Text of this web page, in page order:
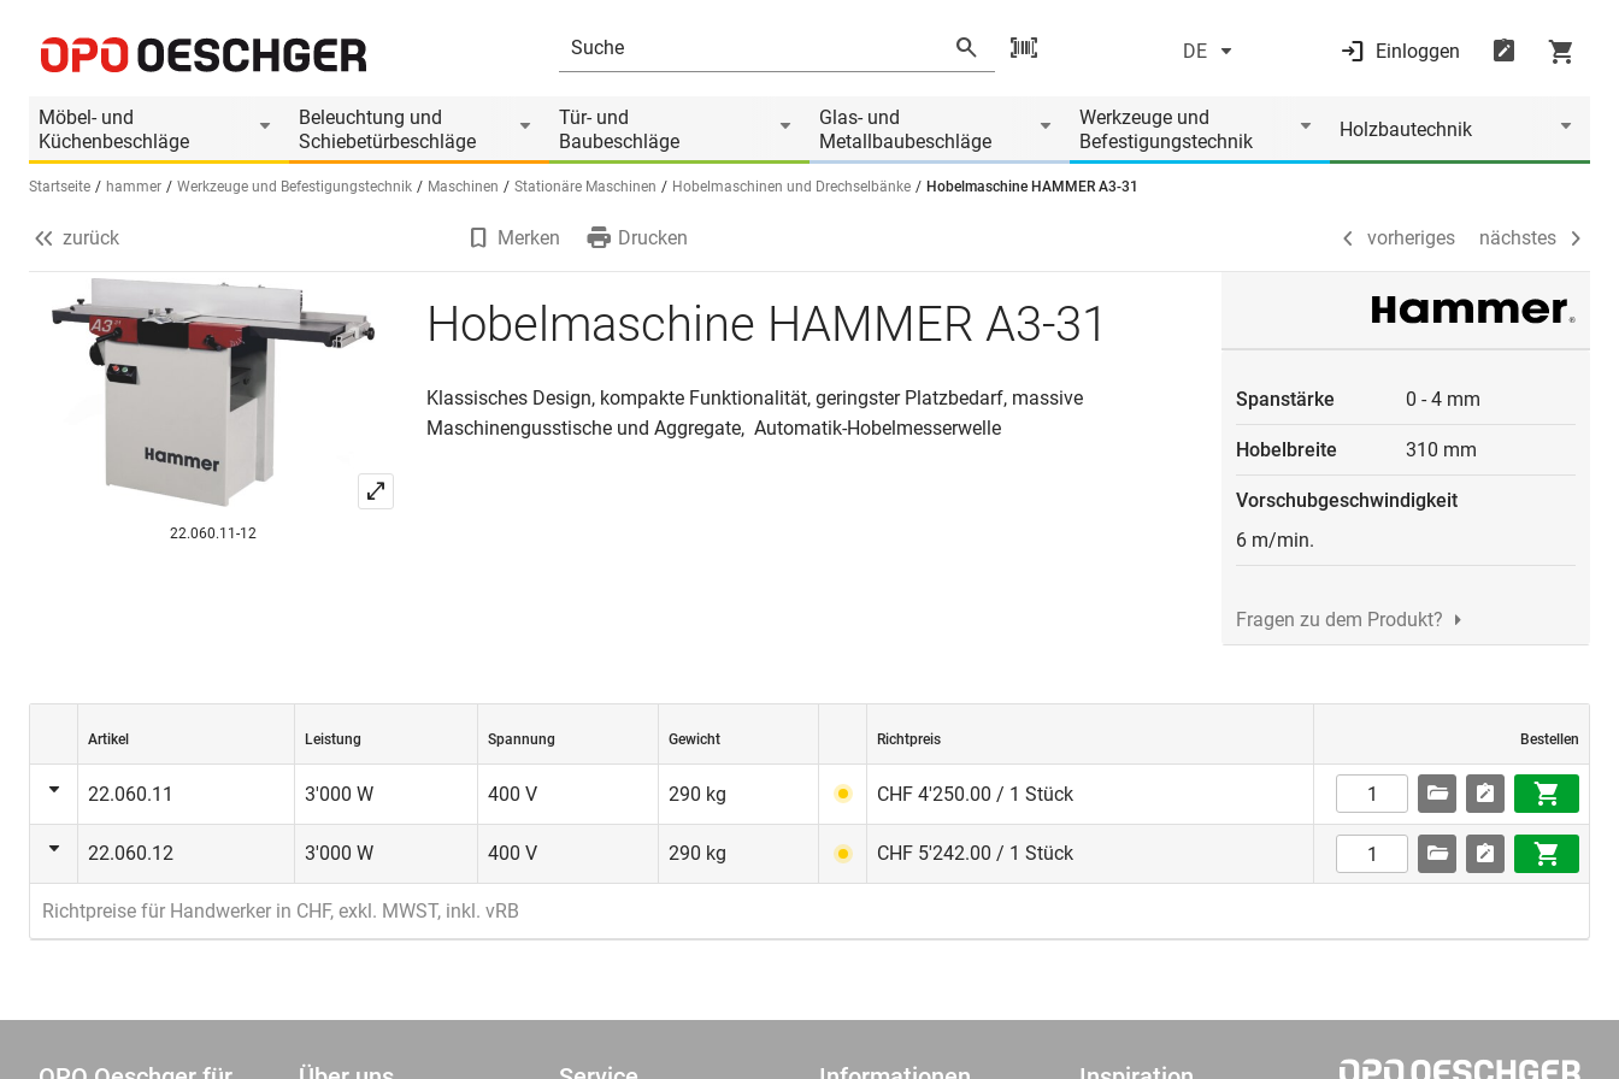
DE Einloggen
Möbel- und
Küchenbeschläge
Beleuchtung und
Schiebetürbeschläge
Tür- und
Baubeschläge
Glas- und
Metallbaubeschläge
Werkzeuge und
Befestigungstechnik
Holzbautechnik
Sprache wählen (DE)
Startseite hammer Werkzeuge und Befestigungstechnik Maschinen Stationäre Maschinen Hobelmaschinen und Drechselbänke Hobelmaschine HAMMER A3-31
Produktinformationen
vorheriges nächstes
zurück Merken Drucken vorheriges nächstes
22.060.11-12
Hobelmaschine HAMMER A3-31
Klassisches Design, kompakte Funktionalität, geringster Platzbedarf, massive
Maschinengusstische und Aggregate, Automatik-Hobelmesserwelle
Spanstärke 0 - 4 mm
Hobelbreite 310 mm
Vorschubgeschwindigkeit
6 m/min.
Fragen zu dem Produkt?
Artikel Leistung Spannung Gewicht Richtpreis Bestellen
22.060.11 3'000 W 400 V 290 kg CHF 4'250.00 / 1 Stück
22.060.12 3'000 W 400 V 290 kg CHF 5'242.00 / 1 Stück
Richtpreise für Handwerker in CHF, exkl. MWST, inkl. vRB